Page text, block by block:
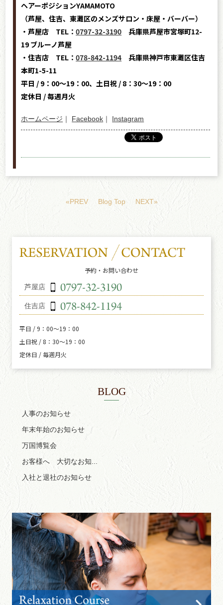
ヘアーポジションYAMAMOTO
（芦屋、住吉、東灘区のメンズサロン・床屋・バーバー）
・芦屋店 TEL：0797-32-3190 兵庫県芦屋市宮塚町12-
19 ブルーノ芦屋
・住吉店 TEL：078-842-1194 兵庫県神戸市東灘区住吉
本町1-5-11
平日 / 9：00～19：00、土日祝 / 8：30～19：00
定休日 / 毎週月火
ホームページ ｜ Facebook ｜ Instagram
«PREV Blog Top NEXT»
予約・お問い合わせ
芦屋店
住吉店
平日 / 9：00～19：00
土日祝 / 8：30～19：00
定休日 / 毎週月火
BLOG
人事のお知らせ
年末年始のお知らせ
万国博覧会
お客様へ 大切なお知...
入社と退社のお知らせ